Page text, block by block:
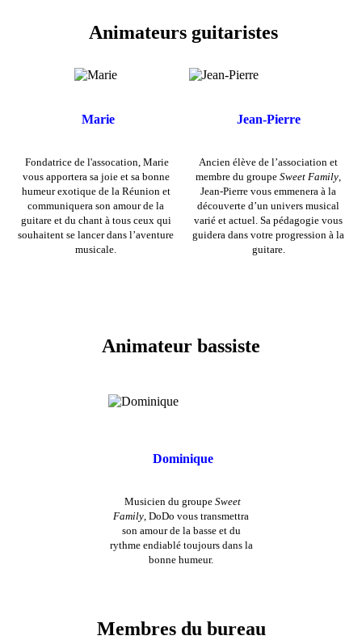
Animateurs guitaristes
Marie Jean-Pierre
Fondatrice de l'assocation, Marie
vous apportera sa joie et sa bonne
humeur exotique de la Réunion et
communiquera son amour de la
guitare et du chant à tous ceux qui
souhaitent se lancer dans l’aventure
musicale.
Ancien élève de l’association et
membre du groupe Sweet Family,
Jean-Pierre vous emmenera à la
découverte d’un univers musical
varié et actuel. Sa pédagogie vous
guidera dans votre progression à la
guitare.
Animateur bassiste
Dominique
Musicien du groupe Sweet
Family , DoDo vous transmettra
son amour de la basse et du
rythme endiablé toujours dans la
bonne humeur.
Membres du bureau